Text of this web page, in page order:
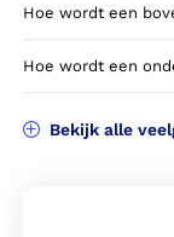
Hoe wordt een
Hoe wordt een
Bekijk alle